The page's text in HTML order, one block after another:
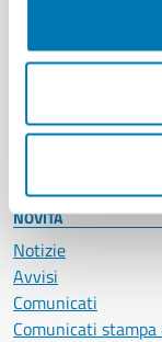
Imprese e
Salute, benessere
Servizi Cimiteriali
Vita lavorativa
NOVITÀ
Notizie
Avvisi
Comunicati
Comunicati